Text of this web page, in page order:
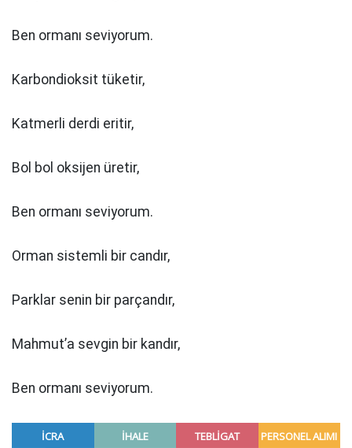
Ben ormanı seviyorum.
Karbondioksit tüketir,
Katmerli derdi eritir,
Bol bol oksijen üretir,
Ben ormanı seviyorum.
Orman sistemli bir candır,
Parklar senin bir parçandır,
Mahmut’a sevgin bir kandır,
Ben ormanı seviyorum.